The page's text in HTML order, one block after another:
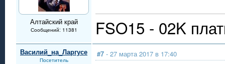
Алтайский край
Сообщений: 11381
FSO15 - 02K
Василий_на_Ларгусе
Посетитель
#7 - 27 марта 2017 в 17:40